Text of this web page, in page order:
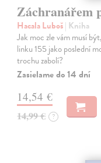
Záchranářem
Hacala Luboš| Kniha
Jak moc zle vám musí
linku 155 jako poslední
trochu zabolí?
Zasielame do 14 dní
14,54 €
14,99 € ?